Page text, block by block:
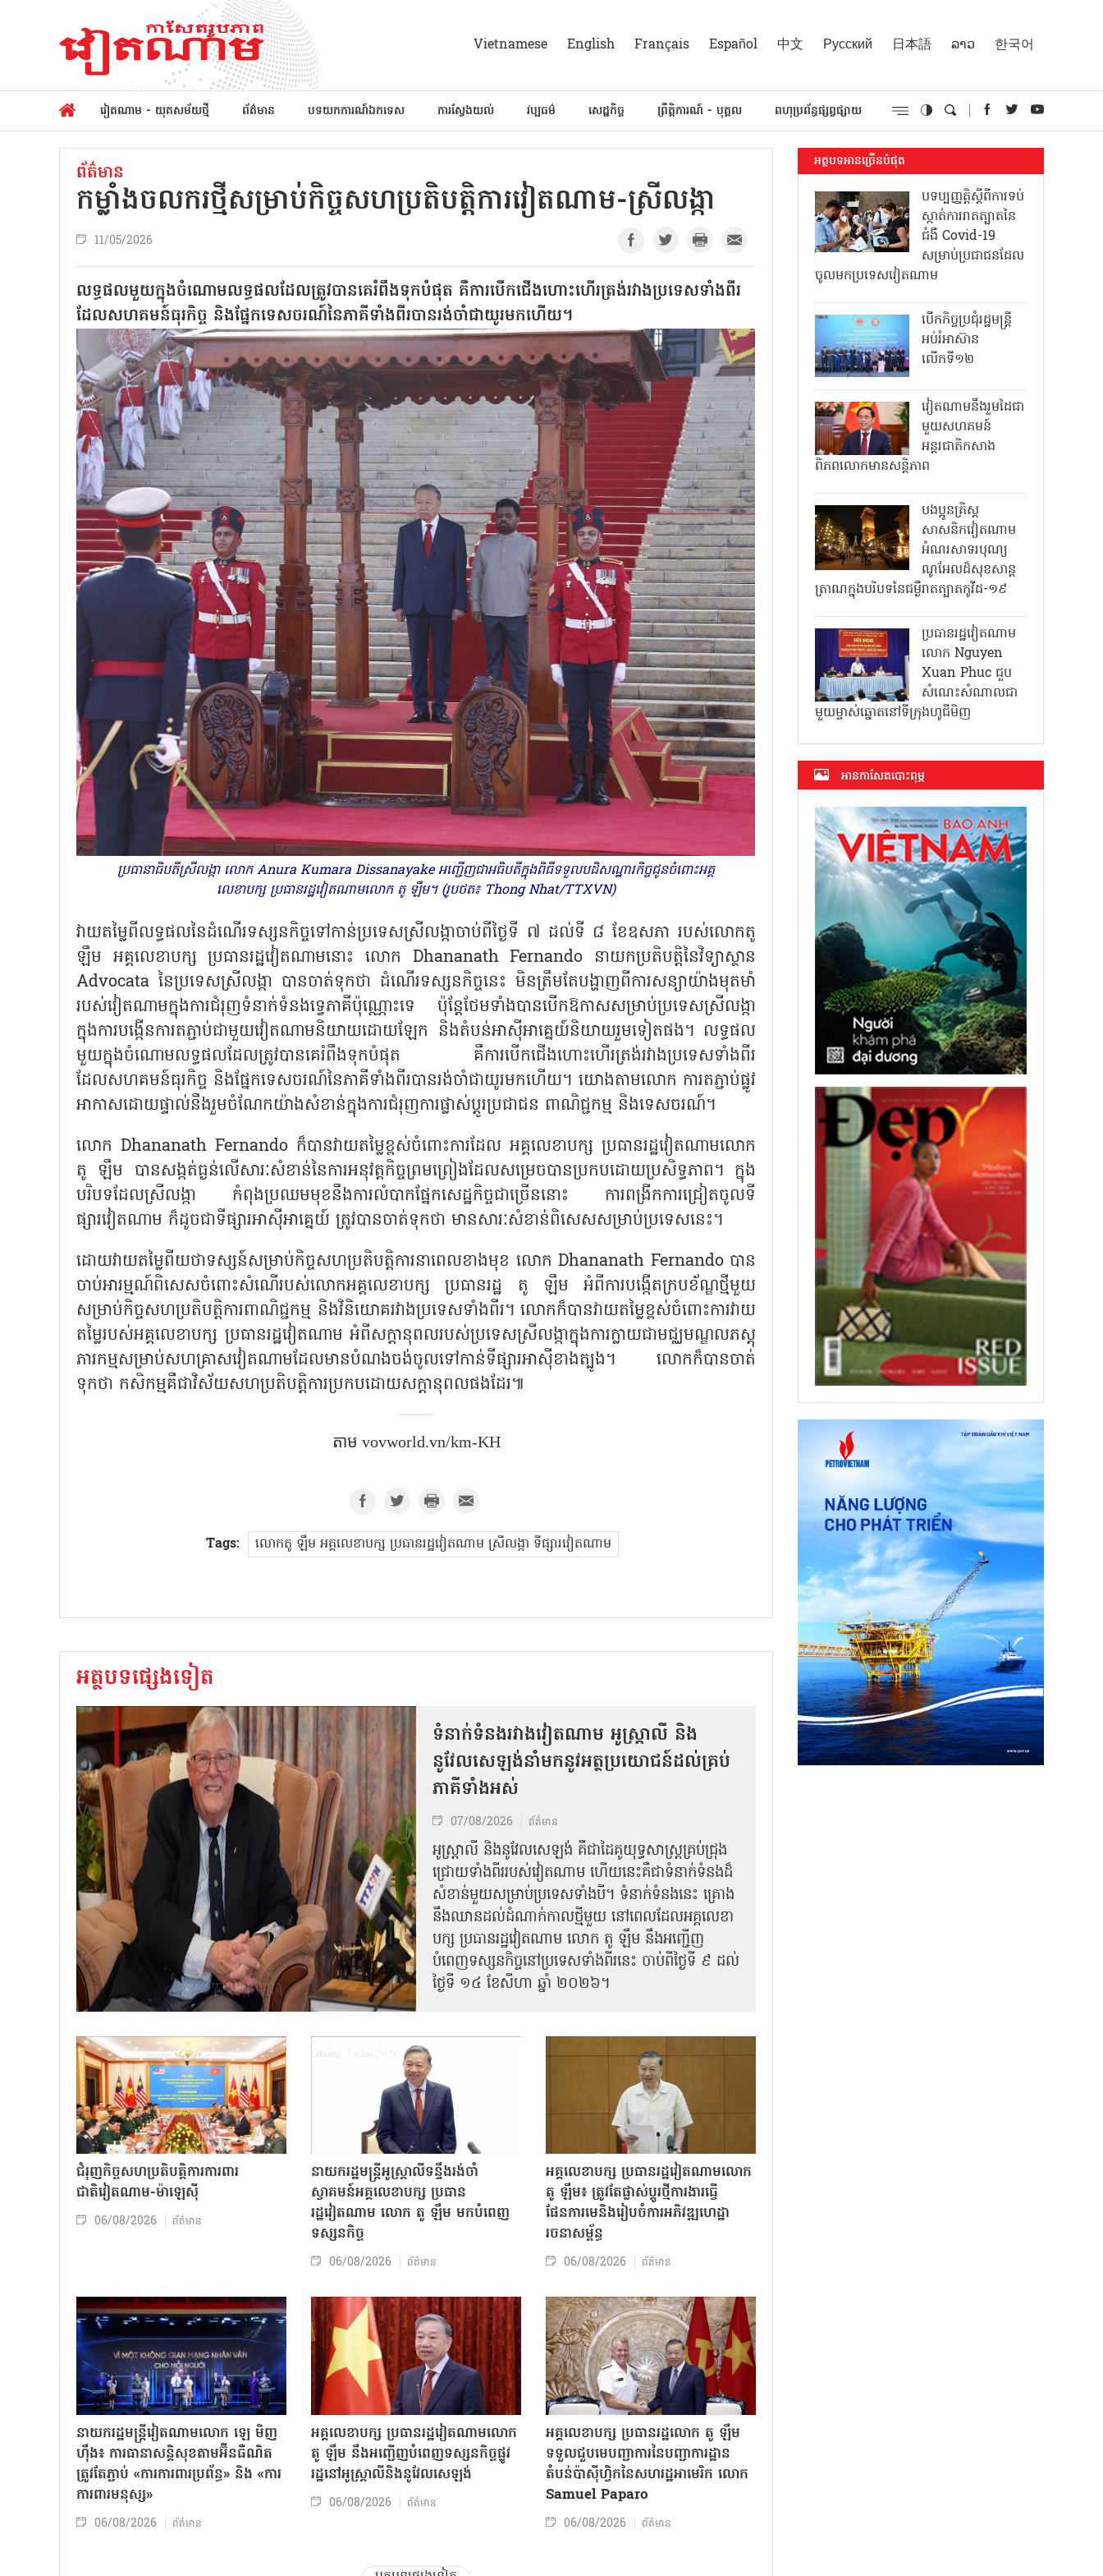
Vietnamese English Français Español 中文 Русский 日本語 ລາວ 한국어
វៀតណាម - យុគសម័យថ្មី ព័ត៌មាន បទយកការណ៍ឯកទេស ការស្វែងយល់ វប្បធម៌ សេដ្ឋកិច្ច ព្រឹត្តិការណ៍ - បុគ្គល ពហុប្រព័ន្ធផ្សព្វផ្សាយ
ព័ត៌មាន
កម្លាំងចលករថ្មីសម្រាប់កិច្ចសហប្រតិបត្តិការវៀតណាម-ស្រីលង្កា
11/05/2026
លទ្ធផលមួយក្នុងចំណោមលទ្ធផលដែលត្រូវបានគេរំពឹងទុកបំផុត គឺការបើកជើងហោះហើរត្រង់រវាងប្រទេសទាំងពីរ
ដែលសហគមន៍ធុរកិច្ច និងផ្នែកទេសចរណ៍នៃភាគីទាំងពីរបានរង់ចាំជាយូរមកហើយ។
ប្រធានាធិបតីស្រីលង្កា លោក Anura Kumara Dissanayake អញ្ជើញជាអធិបតីក្នុងពិធីទទួលបដិសណ្ឋារកិច្ចជូនចំពោះអគ្គ
លេខាបក្ស ប្រធានរដ្ឋវៀតណាមលោក តូ ឡឹម។ (រូបថត៖ Thong Nhat/TTXVN)
វាយតម្លៃពីលទ្ធផលនៃដំណើរទស្សនកិច្ចទៅកាន់ប្រទេសស្រីលង្កាចាប់ពីថ្ងៃទី ៧ ដល់ទី ៨ ខែឧសភា របស់លោកតូ
ឡឹម អគ្គលេខាបក្ស ប្រធានរដ្ឋវៀតណាមនោះ លោក Dhananath Fernando នាយកប្រតិបត្តិនៃវិទ្យាស្ថាន
Advocata នៃប្រទេសស្រីលង្កា បានចាត់ទុកថា ដំណើរទស្សនកិច្ចនេះ មិនត្រឹមតែបង្ហាញពីការសន្យាយ៉ាងមុតមាំ
របស់វៀតណាមក្នុងការជំរុញទំនាក់ទំនងទ្វេភាគីប៉ុណ្ណោះទេ ប៉ុន្តែថែមទាំងបានបើកឱកាសសម្រាប់ប្រទេសស្រីលង្កា
ក្នុងការបង្កើនការតភ្ជាប់ជាមួយវៀតណាមនិយាយដោយឡែក និងតំបន់អាស៊ីអាគ្នេយ៍និយាយរួមទៀតផង។ លទ្ធផល
មួយក្នុងចំណោមលទ្ធផលដែលត្រូវបានគេរំពឹងទុកបំផុត គឺការបើកជើងហោះហើរត្រង់រវាងប្រទេសទាំងពីរ
ដែលសហគមន៍ធុរកិច្ច និងផ្នែកទេសចរណ៍នៃភាគីទាំងពីរបានរង់ចាំជាយូរមកហើយ។ យោងតាមលោក ការតភ្ជាប់ផ្លូវ
អាកាសដោយផ្ទាល់នឹងរួមចំណែកយ៉ាងសំខាន់ក្នុងការជំរុញការផ្លាស់ប្តូរប្រជាជន ពាណិជ្ជកម្ម និងទេសចរណ៍។
លោក Dhananath Fernando ក៏បានវាយតម្លៃខ្ពស់ចំពោះការដែល អគ្គលេខាបក្ស ប្រធានរដ្ឋវៀតណាមលោក
តូ ឡឹម បានសង្កត់ធ្ងន់លើសារៈសំខាន់នៃការអនុវត្តកិច្ចព្រមព្រៀងដែលសម្រេចបានប្រកបដោយប្រសិទ្ធភាព។ ក្នុង
បរិបទដែលស្រីលង្កា កំពុងប្រឈមមុខនឹងការលំបាកផ្នែកសេដ្ឋកិច្ចជាច្រើននោះ ការពង្រីកការជ្រៀតចូលទី
ផ្សារវៀតណាម ក៏ដូចជាទីផ្សារអាស៊ីអាគ្នេយ៍ ត្រូវបានចាត់ទុកថា មានសារៈសំខាន់ពិសេសសម្រាប់ប្រទេសនេះ។
ដោយវាយតម្លៃពីយថាទស្សន៍សម្រាប់កិច្ចសហប្រតិបត្តិការនាពេលខាងមុខ លោក Dhananath Fernando បាន
ចាប់អារម្មណ៍ពិសេសចំពោះសំណើរបស់លោកអគ្គលេខាបក្ស ប្រធានរដ្ឋ តូ ឡឹម អំពីការបង្កើតក្របខ័ណ្ឌថ្មីមួយ
សម្រាប់កិច្ចសហប្រតិបត្តិការពាណិជ្ជកម្ម និងវិនិយោគរវាងប្រទេសទាំងពីរ។ លោកក៏បានវាយតម្លៃខ្ពស់ចំពោះការវាយ
តម្លៃរបស់អគ្គលេខាបក្ស ប្រធានរដ្ឋវៀតណាម អំពីសក្តានុពលរបស់ប្រទេសស្រីលង្កាក្នុងការក្លាយជាមជ្ឈមណ្ឌលភស្តុ
ភារកម្មសម្រាប់សហគ្រាសវៀតណាមដែលមានបំណងចង់ចូលទៅកាន់ទីផ្សារអាស៊ីខាងត្បូង។ លោកក៏បានចាត់
ទុកថា កសិកម្មគឺជាវិស័យសហប្រតិបត្តិការប្រកបដោយសក្ដានុពលផងដែរ៕
តាម vovworld.vn/km-KH
Tags: លោកតូ ឡឹម អគ្គលេខាបក្ស ប្រធានរដ្ឋវៀតណាម ស្រីលង្កា ទីផ្សារវៀតណាម
អត្ថបទផ្សេងទៀត
ទំនាក់ទំនងរវាងវៀតណាម អូស្ត្រាលី និង
នូវែលសេឡង់នាំមកនូវអត្ថប្រយោជន៍ដល់គ្រប់
ភាគីទាំងអស់
07/08/2026 ព័ត៌មាន
អូស្ត្រាលី និងនូវែលសេឡង់ គឺជាដៃគូយុទ្ធសាស្ត្រគ្រប់​ជ្រុង
ជ្រោយទាំង​ពីររបស់វៀតណាម ហើយនេះគឺជាទំនាក់ទំនងដ៏
សំខាន់មួយសម្រាប់ប្រទេសទាំងបី។ ទំនាក់ទំនងនេះ គ្រោង​
នឹងឈានដល់ដំណាក់កាលថ្មីមួយ នៅពេលដែលអគ្គលេខា
បក្ស ប្រធាន​រដ្ឋវៀតណាម លោក តូ ឡឹម នឹងអញ្ជើញ​
បំពេញទស្សនកិច្ច​នៅ​ប្រទេសទាំងពីរនេះ ចាប់ពីថ្ងៃទី ៩ ដល់
ថ្ងៃទី ១៤ ខែសីហា ឆ្នាំ ២០២៦។
ជំរុញកិច្ចសហប្រតិបត្តិការការពារ
ជាតិវៀតណាម-ម៉ាឡេស៊ី
06/08/2026 ព័ត៌មាន
នាយករដ្ឋមន្ត្រីអូស្ត្រាលីទន្ទឹងរង់ចាំ
ស្វាគមន៍អគ្គលេខាបក្ស ប្រធាន
រដ្ឋវៀតណាម លោក តូ ឡឹម មកបំពេញ
ទស្សនកិច្ច
06/08/2026 ព័ត៌មាន
អគ្គលេខាបក្ស ប្រធានរដ្ឋវៀតណាមលោក
តូ ឡឹម៖ ត្រូវតែផ្លាស់ប្ដូរថ្មីការងារធ្វើ
ផែនការមេនិងរៀបចំការអភិវឌ្ឍហេដ្ឋា
រចនាសម្ព័ន្ធ
06/08/2026 ព័ត៌មាន
នាយករដ្ឋមន្ត្រីវៀតណាមលោក ឡេ មិញ
ហ៊ឹង៖ ការធានាសន្តិសុខតាមអ៊ីនធឺណិត
ត្រូវតែភ្ជាប់ «ការការពារប្រព័ន្ធ» និង «ការ
ការពារមនុស្ស»
06/08/2026 ព័ត៌មាន
អគ្គលេខាបក្ស ប្រធានរដ្ឋវៀតណាមលោក
តូ ឡឹម នឹងអញ្ជើញបំពេញទស្សនកិច្ចផ្លូវ
រដ្ឋនៅអូស្ត្រាលីនិងនូវែលសេឡង់
06/08/2026 ព័ត៌មាន
អគ្គលេខាបក្ស ប្រធានរដ្ឋលោក តូ ឡឹម
ទទួលជួបមេបញ្ជាការនៃបញ្ជាការដ្ឋាន
តំបន់ប៉ាស៊ីហ្វិកនៃសហរដ្ឋអាមេរិក លោក
Samuel Paparo
06/08/2026 ព័ត៌មាន
អត្ថបទអានច្រើនបំផុត
បទប្បញ្ញត្តិស្តីពីការទប់
ស្កាត់ការរាតត្បាតនៃ
ជំងឺ Covid-19
សម្រាប់ប្រជាជនដែល
ចូលមកប្រទេសវៀតណាម
បើកកិច្ចប្រជុំរដ្ឋមន្ត្រី
អប់រំអាស៊ាន
លើកទី១២
វៀតណាមនឹងរួមដៃជា
មួយសហគមន៍
អន្តរជាតិកសាង
ពិភពលោកមានសន្តិភាព
បងប្អូនគ្រិស្ត
សាសនិកវៀតណាម
អំណរសាទរបុណ្យ
ណូអែលដ៏សុខសាន្ត
ត្រាណក្នុងបរិបទនៃជម្ងឺរាតត្បាតកូវីដ-១៩
ប្រធានរដ្ឋវៀតណាម
លោក Nguyen
Xuan Phuc ជួប
សំណេះសំណាលជា
មួយម្ចាស់ឆ្នោតនៅទីក្រុងហូជីមិញ
អាន​កាសែត​បោះពុម្ភ